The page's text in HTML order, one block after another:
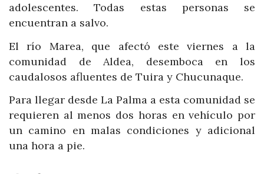
adolescentes. Todas estas personas se
encuentran a salvo.
El río Marea, que afectó este viernes a la
comunidad de Aldea, desemboca en los
caudalosos afluentes de Tuira y Chucunaque.
Para llegar desde La Palma a esta comunidad se
requieren al menos dos horas en vehículo por
un camino en malas condiciones y adicional
una hora a pie.